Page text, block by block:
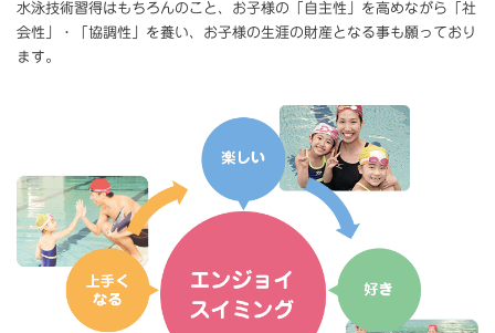
水泳技術習得はもちろんのこと、お子様の「自主性」を高めながら「社
会性」・「協調性」を養い、お子様の生涯の財産となる事も願っており
ます。